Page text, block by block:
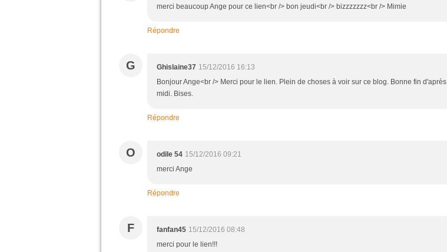
merci beaucoup Ange pour ce lien<br /> bon jeudi<br /> bizzzzzzz<br /> Mimie
Répondre
G Ghislaine37 15/12/2016 16:13
Bonjour Ange<br /> Merci pour le lien. Plein de choses à voir sur ce blog. Bonne fin d'après
midi. Bises.
Répondre
O odile 54 15/12/2016 09:21
merci Ange
Répondre
F fanfan45 15/12/2016 08:48
merci pour le lien!!!